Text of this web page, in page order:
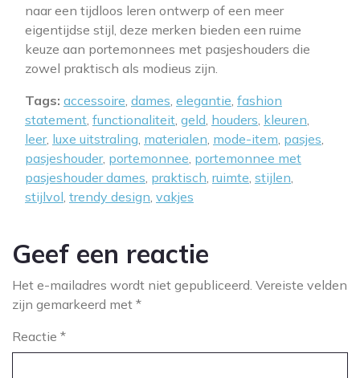
naar een tijdloos leren ontwerp of een meer
eigentijdse stijl, deze merken bieden een ruime
keuze aan portemonnees met pasjeshouders die
zowel praktisch als modieus zijn.
Tags: accessoire, dames, elegantie, fashion
statement, functionaliteit, geld, houders, kleuren,
leer, luxe uitstraling, materialen, mode-item, pasjes,
pasjeshouder, portemonnee, portemonnee met
pasjeshouder dames, praktisch, ruimte, stijlen,
stijlvol, trendy design, vakjes
Geef een reactie
Het e-mailadres wordt niet gepubliceerd. Vereiste velden
zijn gemarkeerd met *
Reactie *